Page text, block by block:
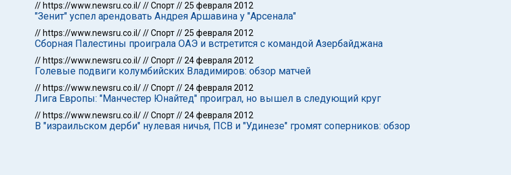
// https://www.newsru.co.il///Спорт//25 февраля 2012
"Зенит" успел арендовать Андрея Аршавина у "Арсенала"
// https://www.newsru.co.il///Спорт//25 февраля 2012
Сборная Палестины проиграла ОАЭ и встретится с командой Азербайджана
// https://www.newsru.co.il///Спорт//24 февраля 2012
Голевые подвиги колумбийских Владимиров: обзор матчей
// https://www.newsru.co.il///Спорт//24 февраля 2012
Лига Европы: "Манчестер Юнайтед" проиграл, но вышел в следующий круг
// https://www.newsru.co.il///Спорт//24 февраля 2012
В "израильском дерби" нулевая ничья, ПСВ и "Удинезе" громят соперников: обзор